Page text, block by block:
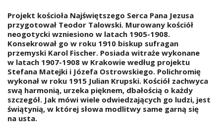
Projekt kościoła Najświętszego Serca Pana Jezusa
przygotował Teodor Talowski. Murowany kościół
neogotycki wzniesiono w latach 1905-1908.
Konsekrował go w roku 1910 biskup sufragan
przemyski Karol Fischer. Posiada witraże wykonane
w latach 1907-1908 w Krakowie według projektu
Stefana Matejki i Józefa Ostrowskiego. Polichromię
wykonał w roku 1915 Julian Krupski. Kościół zachwyca
swą harmonią, urzeka pięknem, dbałością o każdy
szczegół. Jak mówi wiele odwiedzających go ludzi, jest
świątynią, w której słowa modlitwy same garną się
na usta.